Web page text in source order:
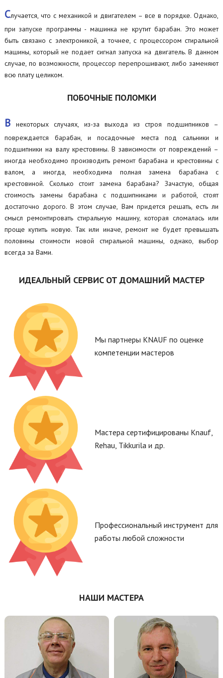
Случается, что с механикой и двигателем – все в порядке. Однако,
при запуске программы - машинка не крутит барабан. Это может
быть связано с электроникой, а точнее, с процессором стиральной
машины, который не подает сигнал запуска на двигатель. В данном
случае, по возможности, процессор перепрошивают, либо заменяют
всю плату целиком.
ПОБОЧНЫЕ ПОЛОМКИ
В некоторых случаях, из-за выхода из строя подшипников –
повреждается барабан, и посадочные места под сальники и
подшипники на валу крестовины. В зависимости от повреждений –
иногда необходимо производить ремонт барабана и крестовины с
валом, а иногда, необходима полная замена барабана с
крестовиной. Сколько стоит замена барабана? Зачастую, общая
стоимость замены барабана с подшипниками и работой, стоят
достаточно дорого. В этом случае, Вам придется решать, есть ли
смысл ремонтировать стиральную машину, которая сломалась или
проще купить новую. Так или иначе, ремонт не будет превышать
половины стоимости новой стиральной машины, однако, выбор
всегда за Вами.
ИДЕАЛЬНЫЙ СЕРВИС ОТ ДОМАШНИЙ МАСТЕР
Мы партнеры KNAUF по оценке
компетенции мастеров
Мастера сертифицированы Knauf,
Rehau, Tikkurila и др.
Профессиональный инструмент для
работы любой сложности
НАШИ МАСТЕРА